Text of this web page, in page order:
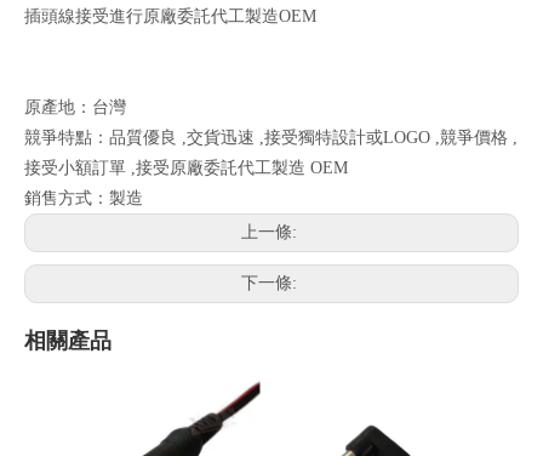
插頭線接受進行原廠委託代工製造OEM
原產地：台灣
競爭特點：品質優良 ,交貨迅速 ,接受獨特設計或LOGO ,競爭價格 ,
接受小額訂單 ,接受原廠委託代工製造 OEM
銷售方式：製造
上一條:
下一條:
相關產品